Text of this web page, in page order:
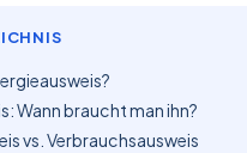
Wann braucht man ihn?
vs. Verbrauchsausweis